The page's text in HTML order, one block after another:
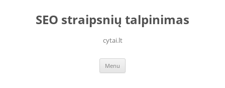
contentSEO straipsnių talpinimas
cytai.lt
Menu